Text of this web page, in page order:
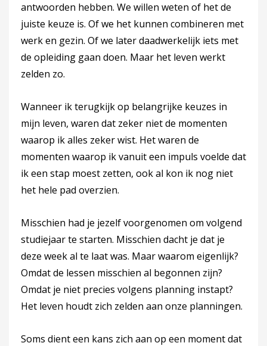
antwoorden hebben. We willen weten of het de
juiste keuze is. Of we het kunnen combineren met
werk en gezin. Of we later daadwerkelijk iets met
de opleiding gaan doen. Maar het leven werkt
zelden zo.
Wanneer ik terugkijk op belangrijke keuzes in
mijn leven, waren dat zeker niet de momenten
waarop ik alles zeker wist. Het waren de
momenten waarop ik vanuit een impuls voelde dat
ik een stap moest zetten, ook al kon ik nog niet
het hele pad overzien.
Misschien had je jezelf voorgenomen om volgend
studiejaar te starten. Misschien dacht je dat je
deze week al te laat was. Maar waarom eigenlijk?
Omdat de lessen misschien al begonnen zijn?
Omdat je niet precies volgens planning instapt?
Het leven houdt zich zelden aan onze planningen.
Soms dient een kans zich aan op een moment dat